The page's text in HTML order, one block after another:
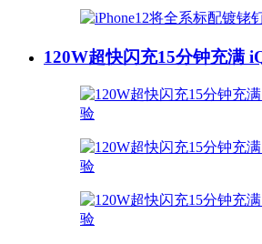
120W超快闪充15分钟充满